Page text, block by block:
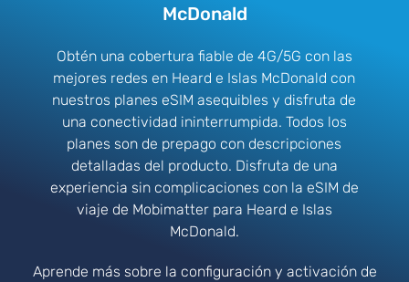
McDonald
Obtén una cobertura fiable de 4G/5G con las
mejores redes en Heard e Islas McDonald con
nuestros planes eSIM asequibles y disfruta de
una conectividad ininterrumpida. Todos los
planes son de prepago con descripciones
detalladas del producto. Disfruta de una
experiencia sin complicaciones con la eSIM de
viaje de Mobimatter para Heard e Islas
McDonald.
Aprende más sobre la configuración y activación de